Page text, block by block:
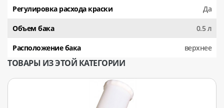
Рeгулировка расхода краски Да
Объем бака 0.5 л
Расположение бака верхнее
ТОВАРЫ ИЗ ЭТОЙ КАТЕГОРИИ